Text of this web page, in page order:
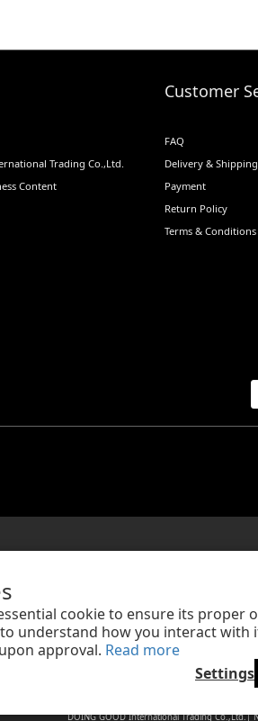
cookie to ensure its proper
understand how you interact with
approval. Read more
Settings
Trading Co.,Ltd.
Content
Customer
FAQ
Delivery & Shipping
Payment
Return Policy
Terms & Conditions
親愛的顧客，提醒您，【DOING
亦不會以任何名義或緣由向您索取或核對金融
若接獲可疑電話或簡訊，敬請
警政署
DOING GOOD International Trading Co.,Ltd.|